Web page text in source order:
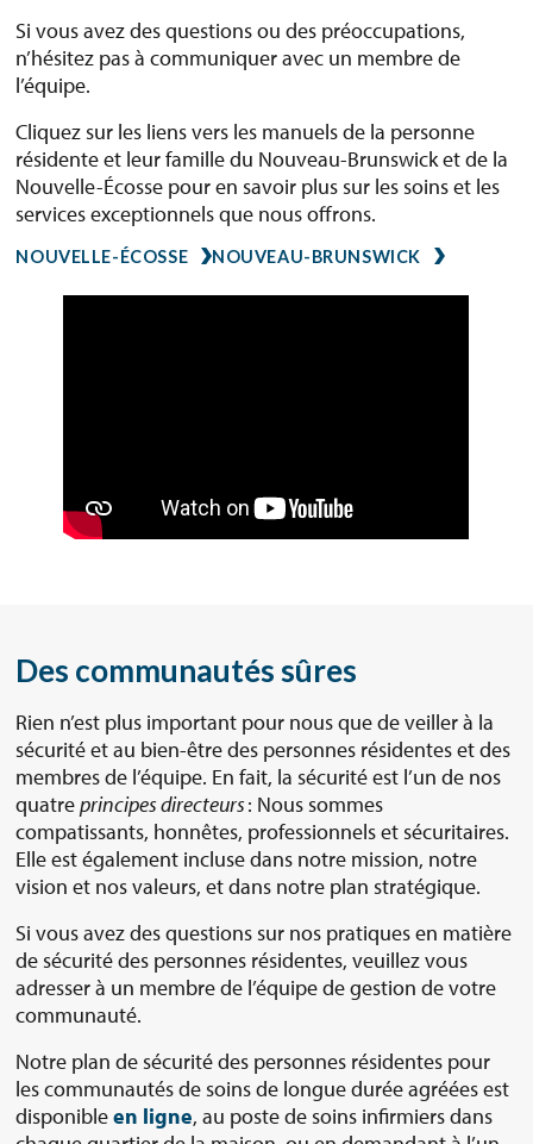
Si vous avez des questions ou des préoccupations,
n’hésitez pas à communiquer avec un membre de
l’équipe.
Cliquez sur les liens vers les manuels de la personne
résidente et leur famille du Nouveau-Brunswick et de la
Nouvelle-Écosse pour en savoir plus sur les soins et les
services exceptionnels que nous offrons.
NOUVELLE-ÉCOSSE NOUVEAU-BRUNSWICK
Des communautés sûres
Rien n’est plus important pour nous que de veiller à la
sécurité et au bien-être des personnes résidentes et des
membres de l’équipe. En fait, la sécurité est l’un de nos
quatreprincipes directeurs: Nous sommes
compatissants, honnêtes, professionnels et sécuritaires.
Elle est également incluse dans notre mission, notre
vision et nos valeurs, et dans notre plan stratégique.
Si vous avez des questions sur nos pratiques en matière
de sécurité des personnes résidentes, veuillez vous
adresser à un membre de l’équipe de gestion de votre
communauté.
Notre plan de sécurité des personnes résidentes pour
les communautés de soins de longue durée agréées est
disponibleen ligne, au poste de soins infirmiers dans